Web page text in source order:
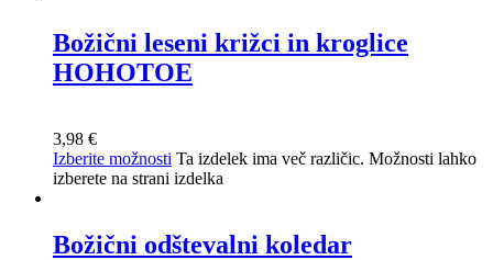
Božični leseni križci in kroglice
HOHOTOE
3,98 €
Izberite možnosti Ta izdelek ima več različic. Možnosti lahko
izberete na strani izdelka
Božični odštevalni koledar